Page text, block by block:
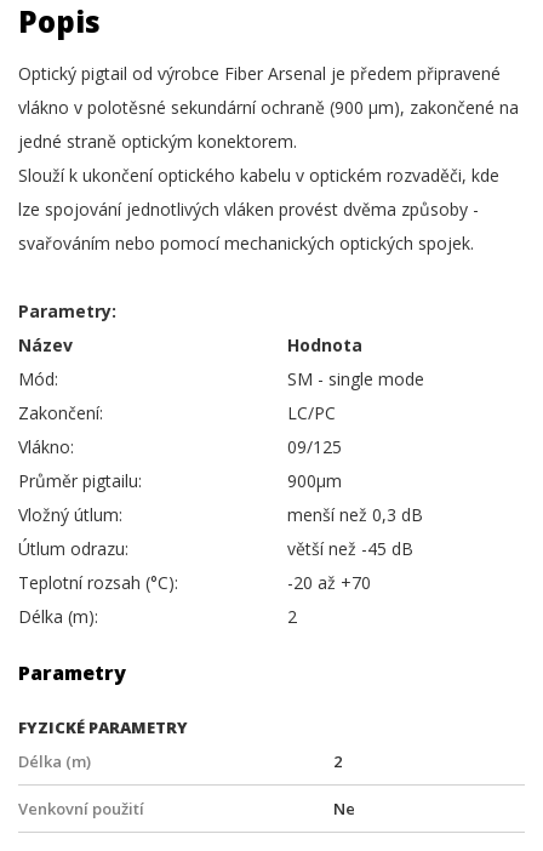
Popis
Optický pigtail od výrobce Fiber Arsenal je předem připravené
vlákno v polotěsné sekundární ochraně (900 µm), zakončené na
jedné straně optickým konektorem.
Slouží k ukončení optického kabelu v optickém rozvaděči, kde
lze spojování jednotlivých vláken provést dvěma způsoby -
svařováním nebo pomocí mechanických optických spojek.
Parametry:
Název
Hodnota
Mód:
SM - single mode
Zakončení:
LC/PC
Vlákno:
09/125
Průměr pigtailu:
900µm
Vložný útlum:
menší než 0,3 dB
Útlum odrazu:
větší než -45 dB
Teplotní rozsah (°C):
-20 až +70
Délka (m):
2
Parametry
FYZICKÉ PARAMETRY
Délka (m)
2
Venkovní použití Ne